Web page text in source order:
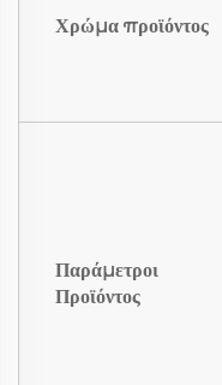
Χρώμα προϊόντος
Παράμετροι
Προϊόντος